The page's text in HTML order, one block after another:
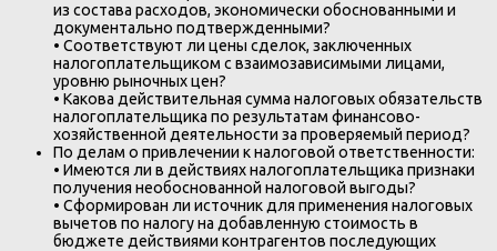
из состава расходов, экономически обоснованными и
документально подтвержденными?
• Соответствуют ли цены сделок, заключенных
налогоплательщиком с взаимозависимыми лицами,
уровню рыночных цен?
• Какова действительная сумма налоговых обязательств
налогоплательщика по результатам финансово-
хозяйственной деятельности за проверяемый период?
По делам о привлечении к налоговой ответственности:
• Имеются ли в действиях налогоплательщика признаки
получения необоснованной налоговой выгоды?
• Сформирован ли источник для применения налоговых
вычетов по налогу на добавленную стоимость в
бюджете действиями контрагентов последующих